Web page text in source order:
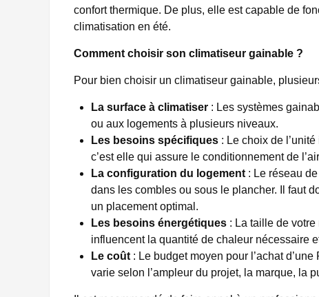
confort thermique. De plus, elle est capable de
climatisation en été.
Comment choisir son climatiseur gainable ?
Pour bien choisir un climatiseur gainable,
La surface à climatiser : Les systèmes
ou aux logements à plusieurs niveaux.
Les besoins spécifiques : Le choix de
c’est elle qui assure le conditionnement de
La configuration du logement : Le réseau
dans les combles ou sous le plancher. Il faut
un placement optimal.
Les besoins énergétiques : La taille de
influencent la quantité de chaleur nécessaire
Le coût : Le budget moyen pour l’achat
varie selon l’ampleur du projet, la marque, la